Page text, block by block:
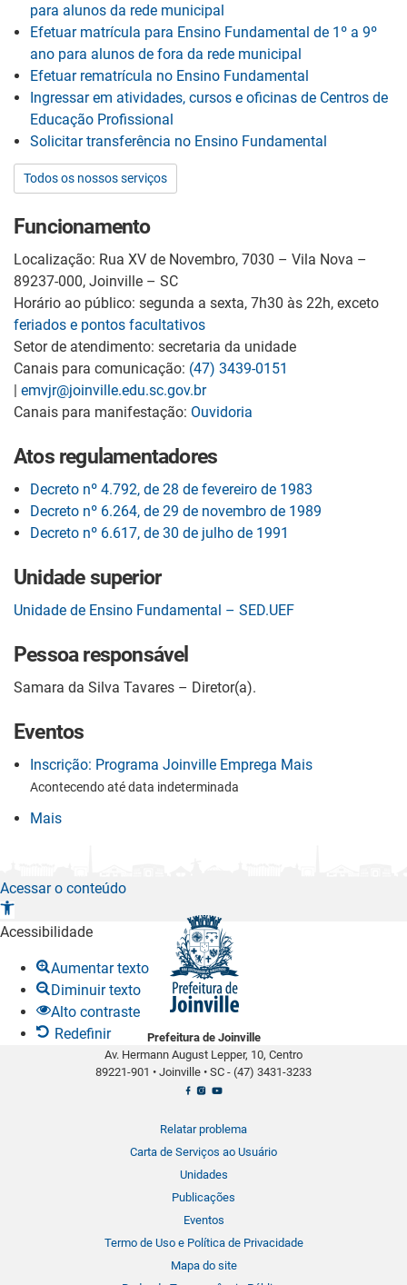
para alunos da rede municipal
Efetuar matrícula para Ensino Fundamental de 1º a 9º
ano para alunos de fora da rede municipal
Efetuar rematrícula no Ensino Fundamental
Ingressar em atividades, cursos e oficinas de Centros de
Educação Profissional
Solicitar transferência no Ensino Fundamental
Todos os nossos serviços
Funcionamento
Localização: Rua XV de Novembro, 7030 – Vila Nova –
89237-000, Joinville – SC
Horário ao público: segunda a sexta, 7h30 às 22h, exceto
feriados e pontos facultativos
Setor de atendimento: secretaria da unidade
Canais para comunicação: (47) 3439-0151
| emvjr@joinville.edu.sc.gov.br
Canais para manifestação: Ouvidoria
Atos regulamentadores
Decreto nº 4.792, de 28 de fevereiro de 1983
Decreto nº 6.264, de 29 de novembro de 1989
Decreto nº 6.617, de 30 de julho de 1991
Unidade superior
Unidade de Ensino Fundamental – SED.UEF
Pessoa responsável
Samara da Silva Tavares – Diretor(a).
Eventos
Inscrição: Programa Joinville Emprega Mais
Acontecendo até data indeterminada
Mais
Prefeitura de Joinville
Av. Hermann August Lepper, 10, Centro
89221-901 • Joinville • SC - (47) 3431-3233
Relatar problema
Carta de Serviços ao Usuário
Unidades
Publicações
Eventos
Termo de Uso e Política de Privacidade
Mapa do site
Acessar o conteúdo
A
b
Acessibilidade
Aumentar texto
Diminuir texto
Alto contraste
Redefinir